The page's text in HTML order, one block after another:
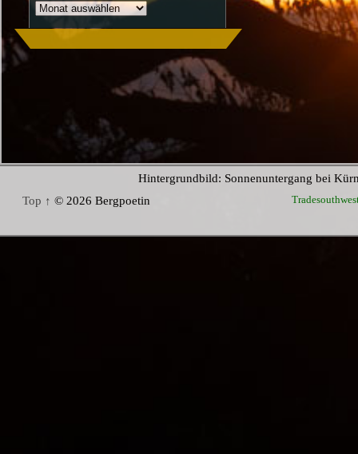
Archiv
Hintergrundbild: Sonnenuntergang bei
Top ↑ © 2026 Bergpoetin